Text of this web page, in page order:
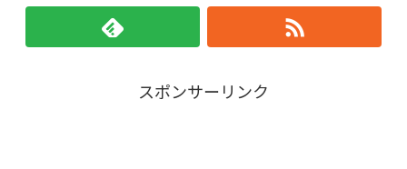
スポンサーリンク